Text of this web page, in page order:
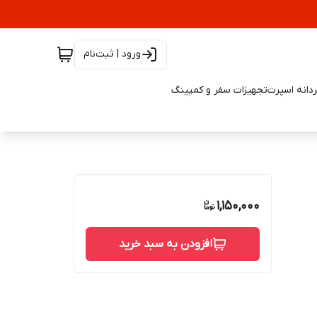
ورود | ثبت‌نام
اسپرتتجهیزات سفر و کمپینگ
1,150,000
افزودن به سبد خرید